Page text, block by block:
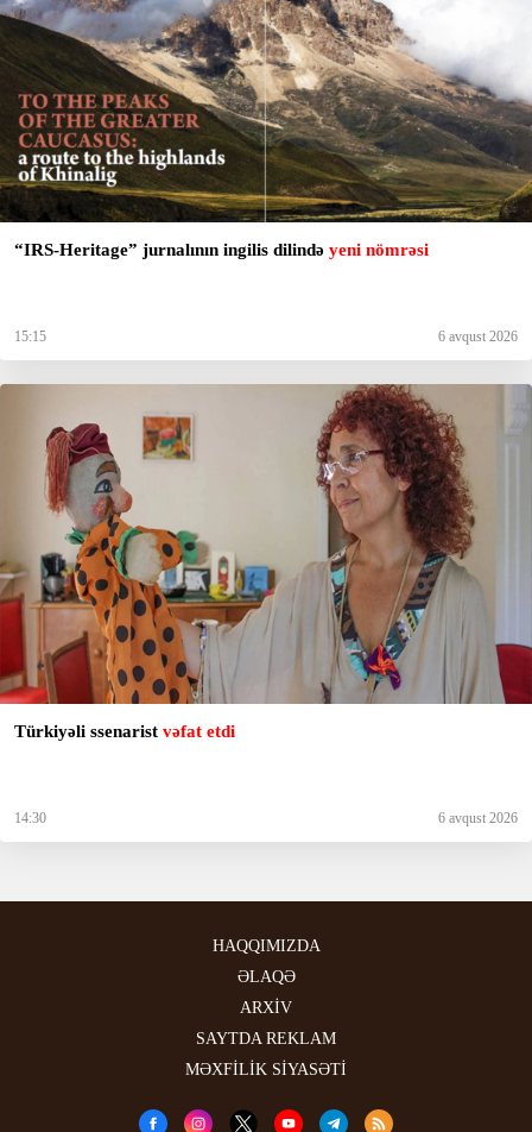
“IRS-Heritage” jurnalının ingilis dilində yeni nömrəsi
15:15 6 avqust 2026
Türkiyəli ssenarist vəfat etdi
14:30 6 avqust 2026
HAQQIMIZDA
ƏLAQƏ
ARXİV
SAYTDA REKLAM
MƏXFİLİK SİYASƏTİ